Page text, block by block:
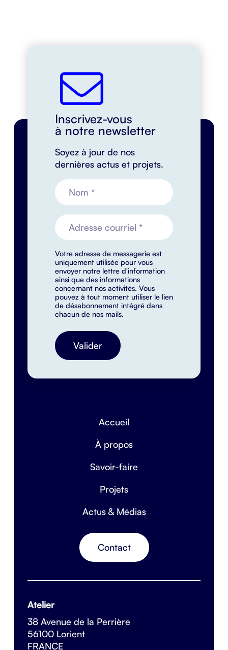
Inscrivez-vous
à notre newsletter
Soyez à jour de nos
dernières actus et projets.
Votre adresse de messagerie est
uniquement utilisée pour vous
envoyer notre lettre d'information
ainsi que des informations
concernant nos activités. Vous
pouvez à tout moment utiliser le lien
de désabonnement intégré dans
chacun de nos mails.
Accueil
À propos
Savoir-faire
Projets
Actus & Médias
Contact
Atelier
38 Avenue de la Perrière
56100 Lorient
FRANCE